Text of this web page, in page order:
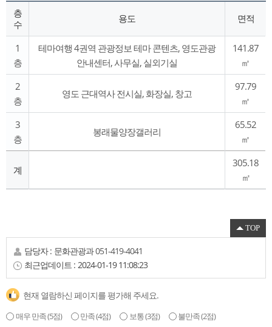
층
수
용도 면적
1
층
테마여행 4권역 관광정보 테마 콘텐츠, 영도관광
안내센터, 사무실, 실외기실
141.87
㎡
2
층
영도 근대역사 전시실, 화장실, 창고
97.79
㎡
3
층
봉래물양장갤러리
65.52
㎡
계
305.18
㎡
TOP
담당자 : 문화관광과051-419-4041
최근업데이트 : 2024-01-19 11:08:23
현재 열람하신 페이지를 평가해 주세요.
매우 만족(5점) 만족(4점) 보통(3점) 불만족(2점)